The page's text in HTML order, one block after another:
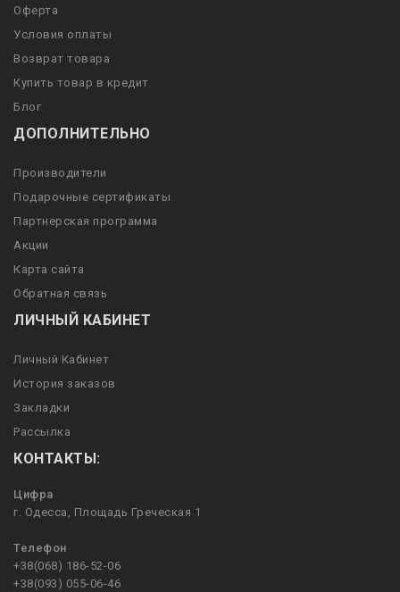
Оферта
Условия оплаты
Возврат товара
Купить товар в кредит
Блог
ДОПОЛНИТЕЛЬНО
Производители
Подарочные сертификаты
Партнерская программа
Акции
Карта сайта
Обратная связь
ЛИЧНЫЙ КАБИНЕТ
Личный Кабинет
История заказов
Закладки
Рассылка
КОНТАКТЫ:
Цифра
г. Одесса, Площадь Греческая 1
Телефон
+38(068) 186-52-06
+38(093) 055-06-46